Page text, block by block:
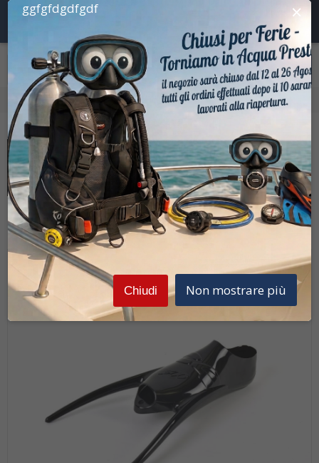
Home Apnea Pale e Scarpette
C4
Scarpetta 300 nera
×
ggfgfdgdfgdf
Chiudi Non mostrare più